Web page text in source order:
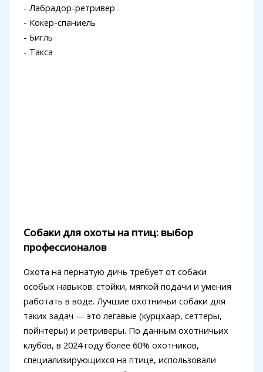
- Лабрадор-ретривер
- Кокер-спаниель
- Бигль
- Такса
Собаки для охоты на птиц: выбор
профессионалов
Охота на пернатую дичь требует от собаки
особых навыков: стойки, мягкой подачи и умения
работать в воде. Лучшие охотничьи собаки для
таких задач — это легавые (курцхаар, сеттеры,
пойнтеры) и ретриверы. По данным охотничьих
клубов, в 2024 году более 60% охотников,
специализирующихся на птице, использовали